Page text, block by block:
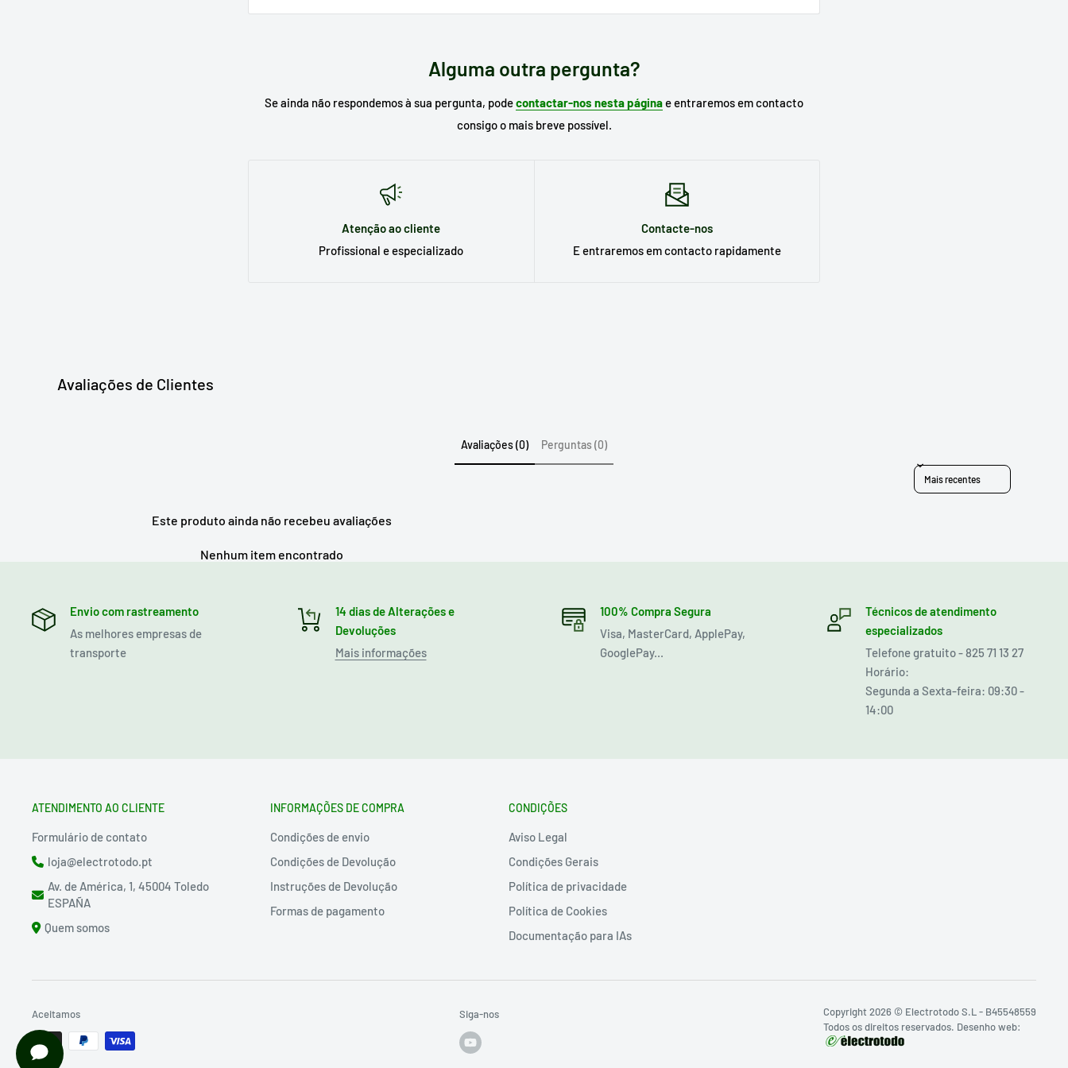
Escreva no motor de busca do nosso site omodelo do seu eletrodomésticopara procurar o seu
Alguma outra pergunta?
Se ainda não respondemos à sua pergunta, podecontactar-nos nesta páginae entraremos em contacto
consigo o mais breve possível.
Atenção ao cliente
Profissional e especializado
Contacte-nos
E entraremos em contacto rapidamente
Avaliações de Clientes
Avaliações (0) Perguntas (0)
Sort reviews by
Este produto ainda não recebeu avaliações
Nenhum item encontrado
Envio com rastreamento
As melhores empresas de
transporte
14 dias de Alterações e
Devoluções
Mais informações
100% Compra Segura
Visa, MasterCard, ApplePay,
GooglePay...
Técnicos de atendimento
especializados
Telefone gratuito - 825 71 13 27
Horário:
Segunda a Sexta-feira: 09:30 -
14:00
ATENDIMENTO AO CLIENTE
Formulário de contato
loja@electrotodo.pt
Av. de América, 1, 45004 Toledo
ESPAÑA
Quem somos
INFORMAÇÕES DE COMPRA
Condições de envio
Condições de Devolução
Instruções de Devolução
Formas de pagamento
CONDIÇÕES
Aviso Legal
Condições Gerais
Política de privacidade
Política de Cookies
Documentação para IAs
Copyright 2026 © Electrotodo S.L - B45548559
Todos os direitos reservados. Desenho web:
Siga-nos
Aceitamos